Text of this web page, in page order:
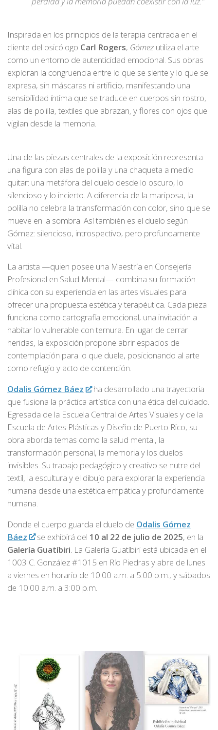
Inspirada en los principios de la terapia centrada en el
cliente del psicólogo Carl Rogers, Gómezutiliza el arte
como un entorno de autenticidad emocional. Sus obras
exploran la congruencia entre lo que se siente y lo que se
expresa, sin máscaras ni artificio, manifestando una
sensibilidad íntima que se traduce en cuerpos sin rostro,
alas de polilla, textiles que abrazan, y flores con ojos que
vigilan desde la memoria.
Una de las piezas centrales de la exposición representa
una figura con alas de polilla y una chaqueta a medio
quitar: una metáfora del duelo desde lo oscuro, lo
silencioso y lo incierto. A diferencia de la mariposa, la
polilla no celebra la transformación con color, sino que se
mueve en la sombra. Así también es el duelo según
Gómez: silencioso, introspectivo, pero profundamente
vital.
La artista —quien posee una Maestría en Consejería
Profesional en Salud Mental— combina su formación
clínica con su experiencia en las artes visuales para
ofrecer una propuesta estética y terapéutica. Cada pieza
funciona como cartografía emocional, una invitación a
habitar lo vulnerable con ternura. En lugar de cerrar
heridas, la exposición propone abrir espacios de
contemplación para lo que duele, posicionando al arte
como refugio y acto de contención.
Odalis Gómez Báez
ha desarrollado una trayectoria
que fusiona la práctica artística con una ética del cuidado.
Egresada de la Escuela Central de Artes Visuales y de la
Escuela de Artes Plásticas y Diseño de Puerto Rico, su
obra aborda temas como la salud mental, la
transformación personal, la memoria y los duelos
invisibles. Su trabajo pedagógico y creativo se nutre del
textil, la escultura y el dibujo para explorar la experiencia
humana desde una estética empática y profundamente
humana.
Donde el cuerpo guarda el duelo de Odalis Gómez
Báez
se exhibirá del 10 al 22 de julio de 2025, en la
Galería Guatíbiri. La Galería Guatíbiri está ubicada en el
1003 C. González #1015 en Río Piedras y abre de lunes
a viernes en horario de 10:00 a.m. a 5:00 p.m., y sábados
de 10:00 a.m. a 3:00 p.m.